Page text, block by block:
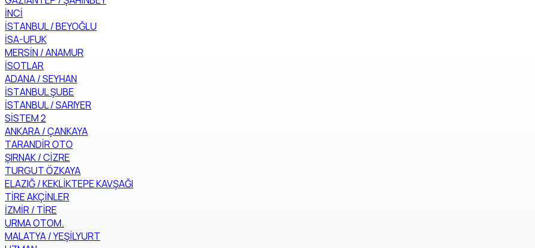
İNCİ
İSTANBUL / BEYOĞLU
İSA-UFUK
MERSİN / ANAMUR
İSOTLAR
ADANA / SEYHAN
İSTANBUL ŞUBE
İSTANBUL / SARIYER
SİSTEM 2
ANKARA / ÇANKAYA
TARANDİR OTO
ŞIRNAK / CİZRE
TURGUT ÖZKAYA
ELAZIĞ / KEKLİKTEPE KAVŞAĞI
TİRE AKÇİNLER
İZMİR / TİRE
URMA OTOM.
MALATYA / YEŞİLYURT